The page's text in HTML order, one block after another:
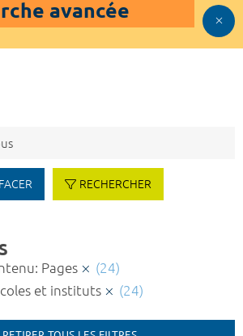
avancée
RECHERCHER
Pages
(24)
et instituts
(24)